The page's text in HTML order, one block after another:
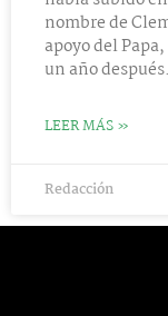
nombre de
apoyo del
un año después.
LEER MÁS »
Redacción